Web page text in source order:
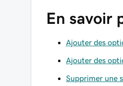
En savoir
Ajouter des
Ajouter des
Supprimer une